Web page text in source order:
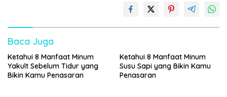
Baca Juga
Ketahui 8 Manfaat Minum
Yakult Sebelum Tidur yang
Bikin Kamu Penasaran
Ketahui 8 Manfaat Minum
Susu Sapi yang Bikin Kamu
Penasaran